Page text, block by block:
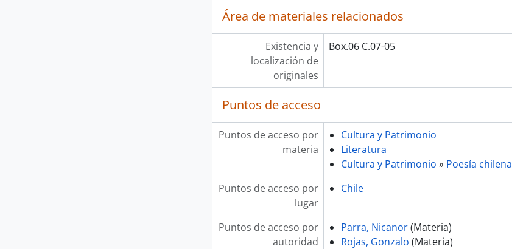
Área de materiales relacionados
Existencia y
localización de
originales
Box.06 C.07-05
Puntos de acceso
Puntos de acceso por
materia
Cultura y Patrimonio
Literatura
Cultura y Patrimonio » Poesía chilena
Puntos de acceso por
lugar
Chile
Puntos de acceso por
autoridad
Parra, Nicanor(Materia)
Rojas, Gonzalo (Materia)